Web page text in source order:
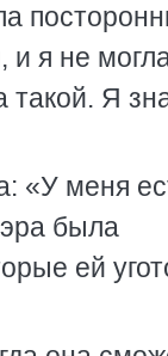
я не
такой. Я
«У меня
была
ей